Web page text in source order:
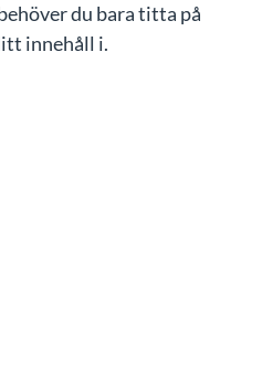
du bara titta på
innehåll i.